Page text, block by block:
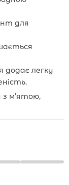
для
додає легку
з м’ятою,